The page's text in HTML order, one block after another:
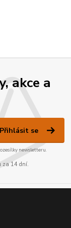
akce a
Přihlásit se
newsletteru.
za 14 dní.